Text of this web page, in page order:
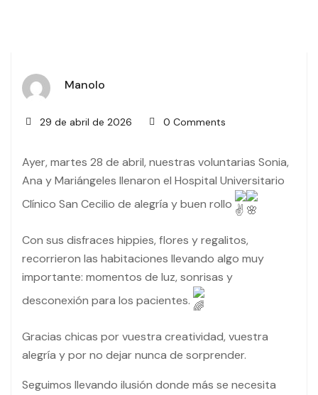
Manolo
29 de abril de 2026 0 Comments
Ayer, martes 28 de abril, nuestras voluntarias Sonia,
Ana y Mariángeles llenaron el Hospital Universitario
Clínico San Cecilio de alegría y buen rollo
Con sus disfraces hippies, flores y regalitos,
recorrieron las habitaciones llevando algo muy
importante: momentos de luz, sonrisas y
desconexión para los pacientes.
Gracias chicas por vuestra creatividad, vuestra
alegría y por no dejar nunca de sorprender.
Seguimos llevando ilusión donde más se necesita